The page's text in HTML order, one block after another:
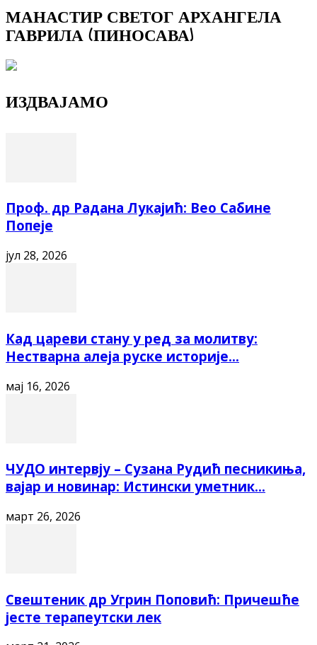
МАНАСТИР СВЕТОГ АРХАНГЕЛА
ГАВРИЛА (ПИНОСАВА)
ИЗДВАЈАМО
Проф. др Радана Лукајић: Вео Сабине
Попеје
јул 28, 2026
Кад цареви стану у ред за молитву:
Нестварна алеја руске историје...
мај 16, 2026
ЧУДО интервју – Сузана Рудић песникиња,
вајар и новинар: Истински уметник...
март 26, 2026
Свештеник др Угрин Поповић: Причешће
јесте терапеутски лек